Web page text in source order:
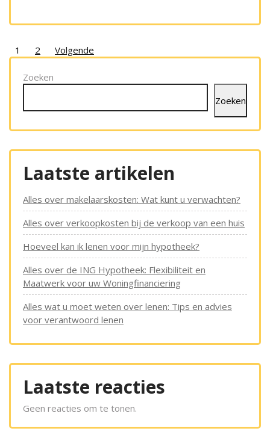
Posts
pagination
1 2 Volgende
Zoeken
Zoeken
Laatste artikelen
Alles over makelaarskosten: Wat kunt u verwachten?
Alles over verkoopkosten bij de verkoop van een huis
Hoeveel kan ik lenen voor mijn hypotheek?
Alles over de ING Hypotheek: Flexibiliteit en
Maatwerk voor uw Woningfinanciering
Alles wat u moet weten over lenen: Tips en advies
voor verantwoord lenen
Laatste reacties
Geen reacties om te tonen.